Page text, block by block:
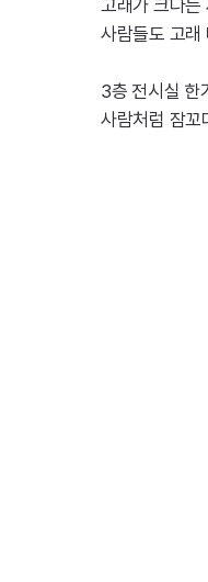
고래가 크다는
사람들도 고래
3층 전시실 한
사람처럼 잠꼬